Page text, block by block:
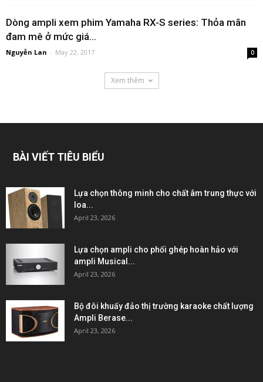
Dòng ampli xem phim Yamaha RX-S series: Thỏa mãn
đam mê ở mức giá...
Nguyễn Lan - May 22, 2017 0
Xem thêm
BÀI VIẾT TIÊU BIỂU
Lựa chọn thông minh cho chất âm trung thực với
loa...
April 23, 2026
Lựa chọn ampli cho phối ghép hoàn hảo với
ampli Musical...
April 23, 2026
Bộ đôi khuấy đảo thị trường karaoke chất lượng
Ampli Berase...
April 23, 2026